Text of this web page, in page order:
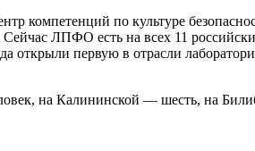
компетенций по культуре
ЛПФО есть на всех 11
открыли первую в отрасли
на Калининской — шесть, на